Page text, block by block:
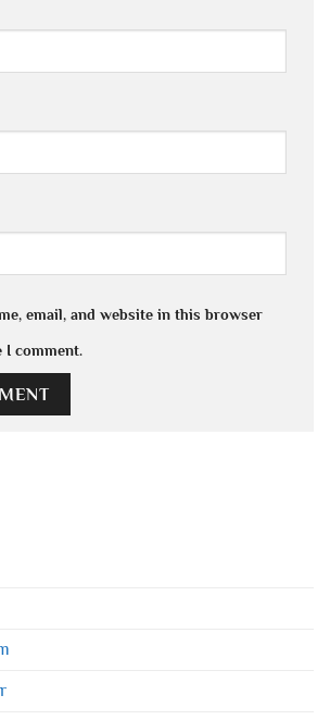
email, and website in this browser
I comment.